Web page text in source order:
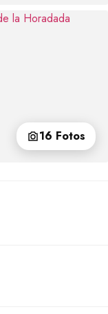
16 Fotos